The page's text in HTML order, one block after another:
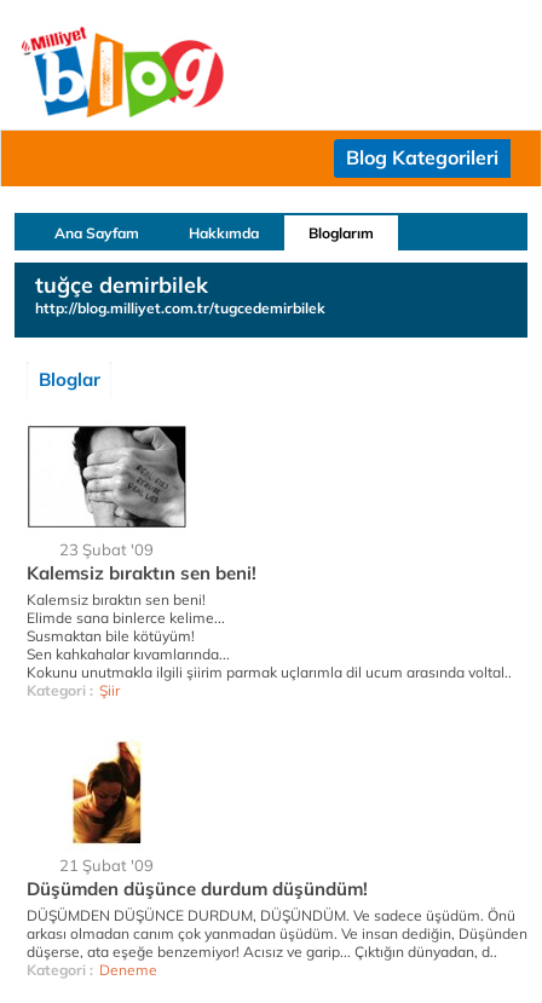
Blog Kategorileri
Ana Sayfam Hakkımda Bloglarım
tuğçe demirbilek
http://blog.milliyet.com.tr/tugcedemirbilek
Bloglar
23 Şubat '09
Kalemsiz bıraktın sen beni!
Kalemsiz bıraktın sen beni!
Elimde sana binlerce kelime...
Susmaktan bile kötüyüm!
Sen kahkahalar kıvamlarında...
Kokunu unutmakla ilgili şiirim parmak uçlarımla dil ucum arasında voltal..
Kategori : Şiir
21 Şubat '09
Düşümden düşünce durdum düşündüm!
DÜŞÜMDEN DÜŞÜNCE DURDUM, DÜŞÜNDÜM. Ve sadece üşüdüm. Önü
arkası olmadan canım çok yanmadan üşüdüm. Ve insan dediğin, Düşünden
düşerse, ata eşeğe benzemiyor! Acısız ve garip... Çıktığın dünyadan, d..
Kategori : Deneme